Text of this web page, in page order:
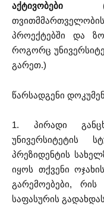
აქტივობები
პროექტებში და
როგორც
გარეთ.)
წარსადგენი
1. პირადი
უნივერსიტეტის
პრეზიდენტის
იყოს თქვენი
გარემოებები,
საფასურის